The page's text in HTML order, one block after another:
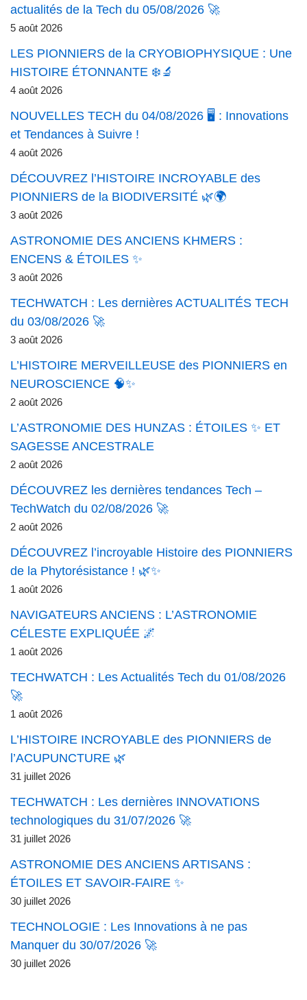
actualités de la Tech du 05/08/2026 🚀
5 août 2026
LES PIONNIERS de la CRYOBIOPHYSIQUE : Une
HISTOIRE ÉTONNANTE ❄️🔬
4 août 2026
NOUVELLES TECH du 04/08/2026 🖥️ : Innovations
et Tendances à Suivre !
4 août 2026
DÉCOUVREZ l’HISTOIRE INCROYABLE des
PIONNIERS de la BIODIVERSITÉ 🌿🌍
3 août 2026
ASTRONOMIE DES ANCIENS KHMERS :
ENCENS & ÉTOILES ✨
3 août 2026
TECHWATCH : Les dernières ACTUALITÉS TECH
du 03/08/2026 🚀
3 août 2026
L’HISTOIRE MERVEILLEUSE des PIONNIERS en
NEUROSCIENCE 🧠✨
2 août 2026
L’ASTRONOMIE DES HUNZAS : ÉTOILES ✨ ET
SAGESSE ANCESTRALE
2 août 2026
DÉCOUVREZ les dernières tendances Tech –
TechWatch du 02/08/2026 🚀
2 août 2026
DÉCOUVREZ l’incroyable Histoire des PIONNIERS
de la Phytorésistance ! 🌿✨
1 août 2026
NAVIGATEURS ANCIENS : L’ASTRONOMIE
CÉLESTE EXPLIQUÉE 🌌
1 août 2026
TECHWATCH : Les Actualités Tech du 01/08/2026
🚀
1 août 2026
L’HISTOIRE INCROYABLE des PIONNIERS de
l’ACUPUNCTURE 🌿
31 juillet 2026
TECHWATCH : Les dernières INNOVATIONS
technologiques du 31/07/2026 🚀
31 juillet 2026
ASTRONOMIE DES ANCIENS ARTISANS :
ÉTOILES ET SAVOIR-FAIRE ✨
30 juillet 2026
TECHNOLOGIE : Les Innovations à ne pas
Manquer du 30/07/2026 🚀
30 juillet 2026